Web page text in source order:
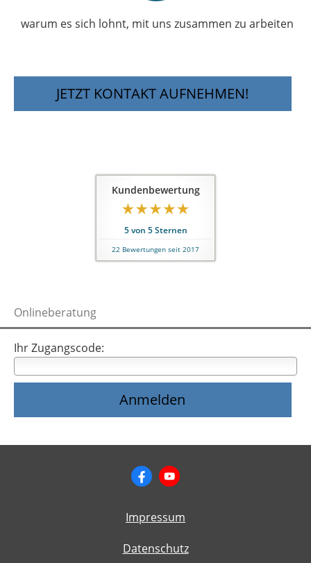
warum es sich lohnt, mit uns zusammen zu arbeiten
JETZT KONTAKT AUFNEHMEN!
Kundenbewertung
5von 5Sternen
22 Bewertungen seit 2017
Onlineberatung
Ihr Zugangscode:
Impressum
Datenschutz